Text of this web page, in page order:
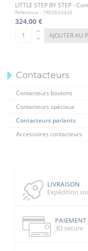
LITTLE STEP BY STEP -
Réference : 7RED033430
324,00 €
AJOUTER AU
Contacteurs
Contacteurs boutons
Contacteurs spéciaux
Contacteurs parlants
Accessoires contacteurs
LIVRAISON
Expédition
PAIEMENT
3D secure